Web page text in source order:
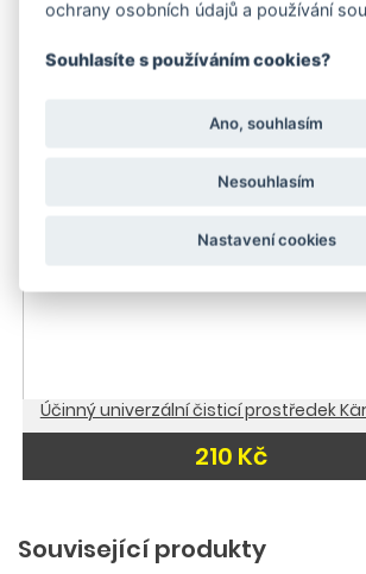
484 Kč
Skladem
Účinný univerzální čisticí prostředek
210 Kč
Související produkty
ochrany osobních údajů a používání
Souhlasíte s používáním cookies?
Ano, souhlasím
Nesouhlasím
Nastavení cookies